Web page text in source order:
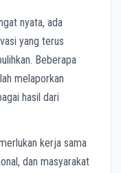
nyata, ada
yang terus
Beberapa
melaporkan
hasil dari
kerja sama
dan masyarakat